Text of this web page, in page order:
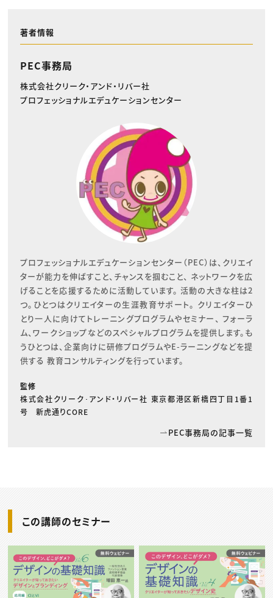
著者情報
PEC事務局
株式会社クリーク・アンド・リバー社
プロフェッショナルエデュケーションセンター
プロフェッショナルエデュケーションセンター（PEC）は、クリエイ
ターが能力を伸ばすこと、チャンスを掴むこと、 ネットワークを広
げることを応援するために活動しています。 活動の大きな柱は2
つ。ひとつはクリエイターの生涯教育サポート。 クリエイターひ
とり一人に向けてトレーニングプログラムやセミナー、 フォーラ
ム、ワークショップなどのスペシャルプログラムを提供します。も
うひとつは、企業向けに研修プログラムやE-ラーニングなどを提
供する 教育コンサルティングを行っています。
監修
株式会社クリーク･アンド・リバー社 東京都港区新橋四丁目1番1
号 新虎通りCORE
PEC事務局の記事一覧
この講師のセミナー